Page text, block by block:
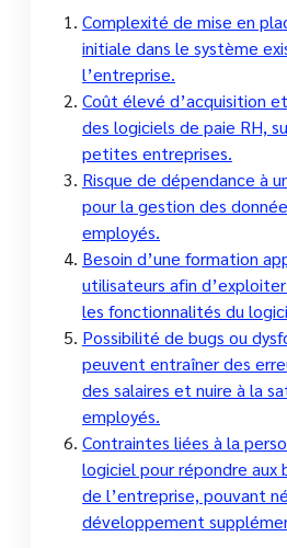
Complexité de mise en
initiale dans le système
l’entreprise.
Coût élevé d’acquisition
des logiciels de paie RH,
petites entreprises.
Risque de dépendance à
pour la gestion des
employés.
Besoin d’une formation
utilisateurs afin
les fonctionnalités du
Possibilité de bugs ou
peuvent entraîner des
des salaires et nuire à la
employés.
Contraintes liées à la
logiciel pour répondre aux
de l’entreprise, pouvant
développement